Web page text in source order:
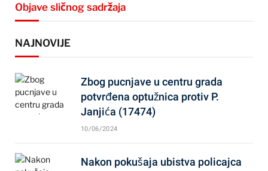
Objave sličnog sadržaja
NAJNOVIJE
Zbog pucnjave u centru grada
potvrđena optužnica protiv P.
Janjića (17474)
10/06/2024
Nakon pokušaja ubistva policajca